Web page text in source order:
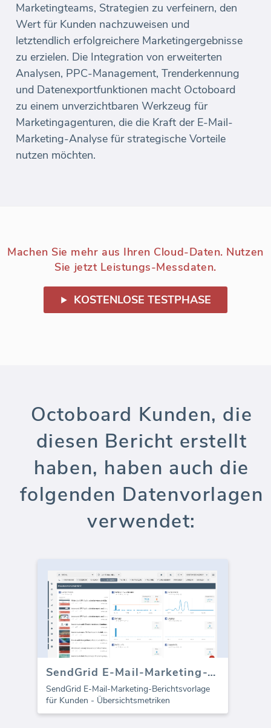
Marketingteams, Strategien zu verfeinern, den
Wert für Kunden nachzuweisen und
letztendlich erfolgreichere Marketingergebnisse
zu erzielen. Die Integration von erweiterten
Analysen, PPC-Management, Trenderkennung
und Datenexportfunktionen macht Octoboard
zu einem unverzichtbaren Werkzeug für
Marketingagenturen, die die Kraft der E-Mail-
Marketing-Analyse für strategische Vorteile
nutzen möchten.
Machen Sie mehr aus Ihren Cloud-Daten. Nutzen
Sie jetzt Leistungs-Messdaten.
KOSTENLOSE TESTPHASE
Octoboard Kunden, die
diesen Bericht erstellt
haben, haben auch die
folgenden Datenvorlagen
verwendet:
SendGrid E-Mail-Marketing-Vorlage für Agenturen (Bericht)
SendGrid E-Mail-Marketing-Berichtsvorlage
für Kunden - Übersichtsmetriken